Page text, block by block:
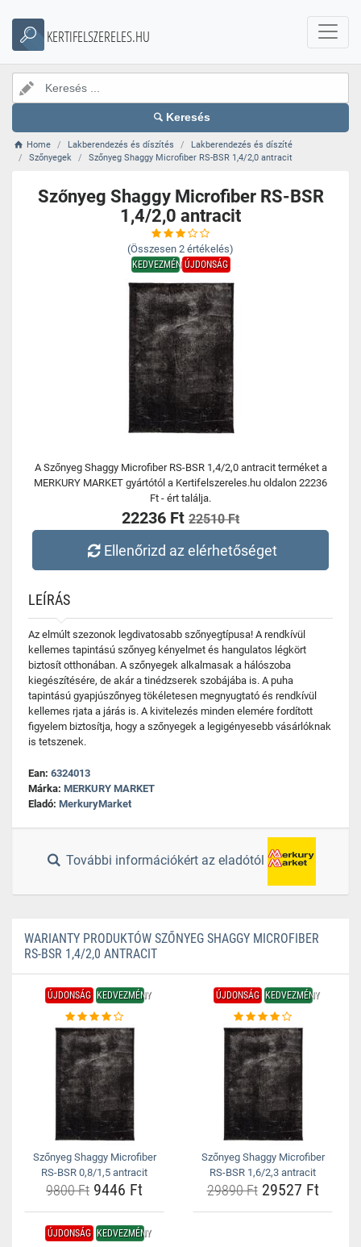
KERTIFELSZERELES.HU
Keresés
Home Lakberendezés és díszítés
Lakberendezés és díszíté
Szőnyegek
Szőnyeg Shaggy Microfiber RS-BSR 1,4/2,0 antracit
Szőnyeg Shaggy Microfiber RS-BSR
1,4/2,0 antracit
(Összesen 2 értékelés)
KEDVEZMÉNYÚJDONSÁG
A Szőnyeg Shaggy Microfiber RS-BSR 1,4/2,0 antracit terméket a
MERKURY MARKET gyártótól a Kertifelszereles.hu oldalon 22236
Ft - ért találja.
22236 Ft 22510 Ft
Ellenőrizd az elérhetőséget
LEÍRÁS
Az elmúlt szezonok legdivatosabb szőnyegtípusa! A rendkívül
kellemes tapintású szőnyeg kényelmet és hangulatos légkört
biztosít otthonában. A szőnyegek alkalmasak a hálószoba
kiegészítésére, de akár a tinédzserek szobájába is. A puha
tapintású gyapjúszőnyeg tökéletesen megnyugtató és rendkívül
kellemes rjata a járás is. A kivitelezés minden elemére fordított
figyelem biztosítja, hogy a szőnyegek a legigényesebb vásárlóknak
is tetszenek.
Ean: 6324013
Márka: MERKURY MARKET
Eladó: MerkuryMarket
További információkért az eladótól
WARIANTY PRODUKTÓW SZŐNYEG SHAGGY MICROFIBER
RS-BSR 1,4/2,0 ANTRACIT
ÚJDONSÁG KEDVEZMÉNY
Szőnyeg Shaggy Microfiber
RS-BSR 0,8/1,5 antracit
9800 Ft 9446 Ft
ÚJDONSÁG KEDVEZMÉNY
Szőnyeg Shaggy Microfiber
RS-BSR 1,6/2,3 antracit
29890 Ft29527 Ft
ÚJDONSÁG KEDVEZMÉNY